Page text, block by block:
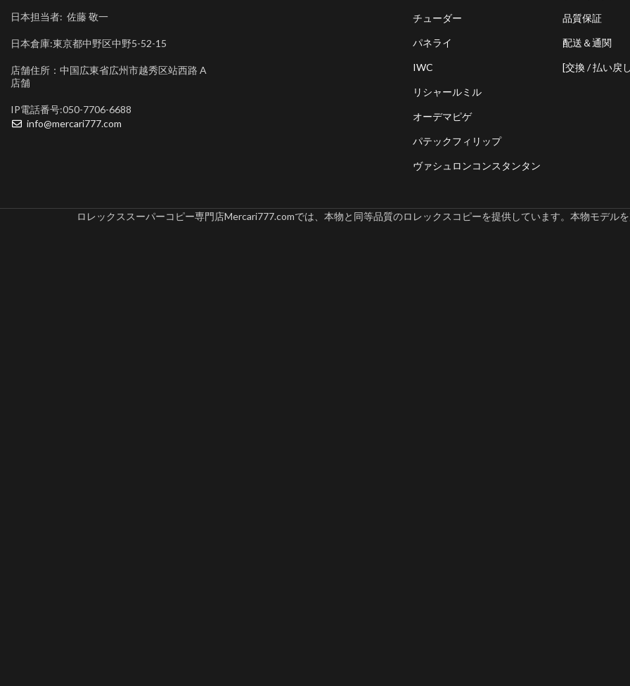
日本担当者: 佐藤 敬一
日本倉庫:東京都中野区中野5-52-15
店舗住所：中国広東省広州市越秀区站西路 A
店舗
IP電話番号:050-7706-6688
info@mercari777.com
チューダー
パネライ
IWC
リシャールミル
オーデマピゲ
パテックフィリップ
ヴァシュロンコンスタンタン
品質保証
配送＆通関
[交換 / 払い戻
ロレックススーパーコピー専門店Mercari777.comでは、本物と同等品質のロレックスコピーを提供しています。本物モデル